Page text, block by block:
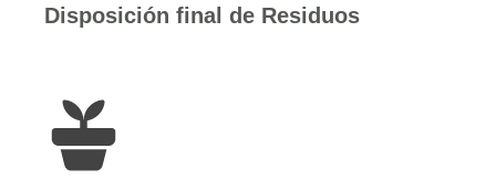
Disposición final de Residuos